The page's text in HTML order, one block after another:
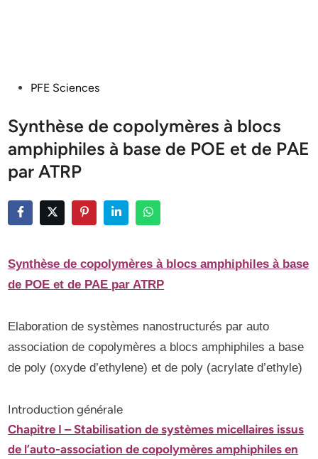
PostedPFE Sciences
Synthèse de copolymères à blocs
amphiphiles à base de POE et de PAE
par ATRP
Synthèse de copolymères à blocs amphiphiles à base
de POE et de PAE par ATRP
Elaboration de systèmes nanostructurés par auto
association de copolymères a blocs amphiphiles a base
de poly (oxyde d’ethylene) et de poly (acrylate d’ethyle)
Introduction générale
Chapitre I – Stabilisation de systèmes micellaires issus
de l’auto-association de copolymères amphiphiles en